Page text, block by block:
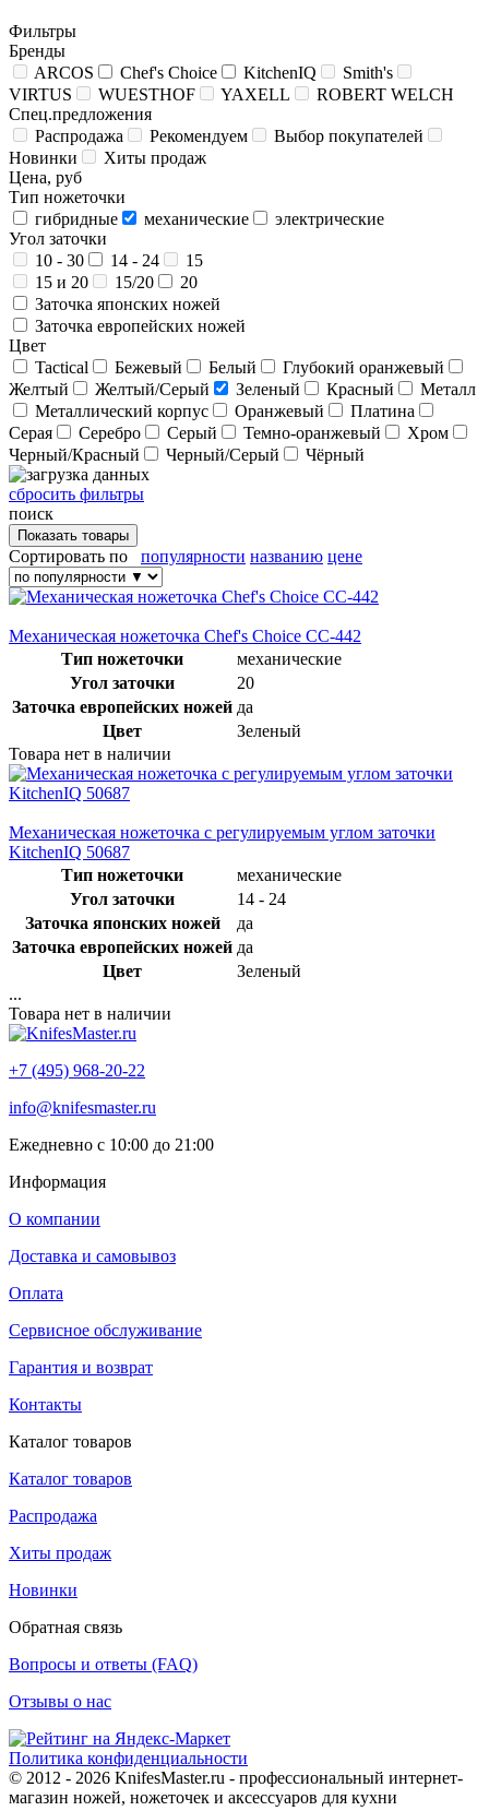
Фильтры
Бренды
ARCOS
Chef's Choice KitchenIQ
Smith's
VIRTUS
WUESTHOF YAXELL
ROBERT WELCH
Спец.предложения
Распродажа
Рекомендуем
Выбор покупателей
Новинки
Хиты продаж
Цена, руб
Тип ножеточки
гибридные
механические
электрические
Угол заточки
10 - 30
14 - 24
15
15 и 20
15/20
20
Заточка японских ножей
Заточка европейских ножей
Цвет
Tactical
Бежевый Белый
Глубокий оранжевый
Желтый
Желтый/Серый Зеленый Красный
Металл
Металлический корпус
Оранжевый
Платина
Серая
Серебро Серый Темно-оранжевый
Хром
Черный/Красный
Черный/Серый Чёрный
сбросить фильтры
поиск
Сортировать по популярности названию цене
Механическая ножеточка Chef's Choice CC-442
Тип ножеточки
механические
Угол заточки
20
Заточка европейских ножей да
Цвет
Зеленый
Товара нет в наличии
Механическая ножеточка с регулируемым углом заточки
KitchenIQ 50687
Тип ножеточки
механические
Угол заточки
14 - 24
Заточка японских ножей
да
Заточка европейских ножей да
Цвет
Зеленый
...
Товара нет в наличии
+7 (495) 968-20-22
info@knifesmaster.ru
Ежедневно с 10:00 до 21:00
Информация
О компании
Доставка и самовывоз
Оплата
Сервисное обслуживание
Гарантия и возврат
Контакты
Каталог товаров
Каталог товаров
Распродажа
Хиты продаж
Новинки
Обратная связь
Вопросы и ответы (FAQ)
Отзывы о нас
Политика конфиденциальности
© 2012 - 2026 KnifesMaster.ru - профессиональный интернет-
магазин ножей, ножеточек и аксессуаров для кухни